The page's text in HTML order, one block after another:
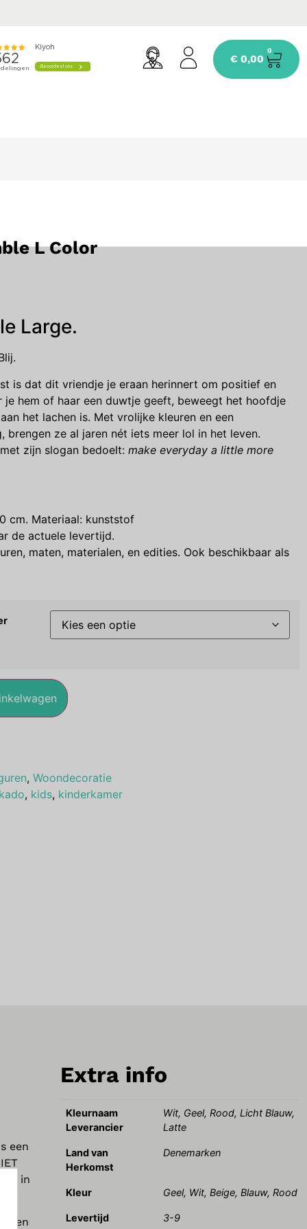
€ 0,00
0
L Color
Large.
is dat dit vriendje je eraan herinnert om positief en
je hem of haar een duwtje geeft, beweegt het hoofdje
het lachen is. Met vrolijke kleuren en een
brengen ze al jaren nét iets meer lol in het leven.
zijn slogan bedoelt: make everyday a little more
cm. Materiaal: kunststof
de actuele levertijd.
maten, materialen, en edities. Ook beschikbaar als
, Woondecoratie
kado, kids, kinderkamer
een
in
en
Extra info
Kleurnaam
Leverancier
Wit, Geel, Rood, Licht Blauw,
Latte
Land van
Herkomst
Denemarken
Kleur Geel, Wit, Beige, Blauw, Rood
Levertijd 3-9